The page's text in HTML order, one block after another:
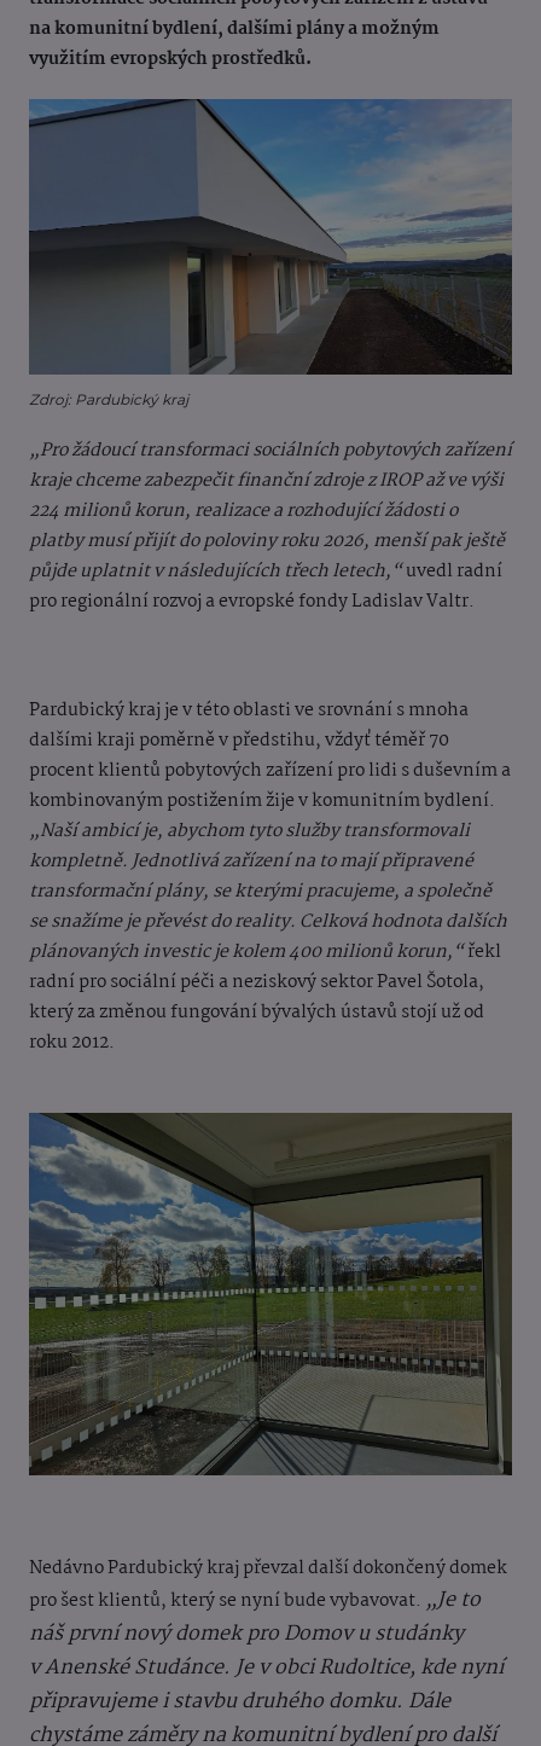
na komunitní bydlení, dalšími plány a možným
využitím evropských prostředků.
Zdroj: Pardubický kraj
„Pro žádoucí transformaci sociálních pobytových zařízení
kraje chceme zabezpečit finanční zdroje z IROP až ve výši
224 milionů korun, realizace a rozhodující žádosti o
platby musí přijít do poloviny roku 2026, menší pak ještě
půjde uplatnit v následujících třech letech,“uvedl radní
pro regionální rozvoj a evropské fondy Ladislav Valtr.
Pardubický kraj je v této oblasti ve srovnání s mnoha
dalšími kraji poměrně v předstihu, vždyť téměř 70
procent klientů pobytových zařízení pro lidi s duševním a
kombinovaným postižením žije v komunitním bydlení.
„Naší ambicí je, abychom tyto služby transformovali
kompletně. Jednotlivá zařízení na to mají připravené
transformační plány, se kterými pracujeme, a společně
se snažíme je převést do reality. Celková hodnota dalších
plánovaných investic je kolem 400 milionů korun,“řekl
radní pro sociální péči a neziskový sektor Pavel Šotola,
který za změnou fungování bývalých ústavů stojí už od
roku 2012.
Nedávno Pardubický kraj převzal další dokončený domek
pro šest klientů, který se nyní bude vybavovat. „Je to
náš první nový domek pro Domov u studánky
v Anenské Studánce. Je v obci Rudoltice, kde nyní
připravujeme i stavbu druhého domku. Dále
chystáme záměry na komunitní bydlení pro další